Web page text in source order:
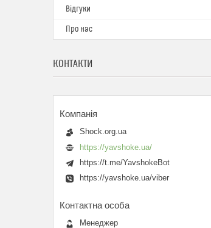
Відгуки
Про нас
КОНТАКТИ
Shock.org.ua
https://yavshoke.ua/
https://t.me/YavshokeBot
https://yavshoke.ua/viber
Менеджер